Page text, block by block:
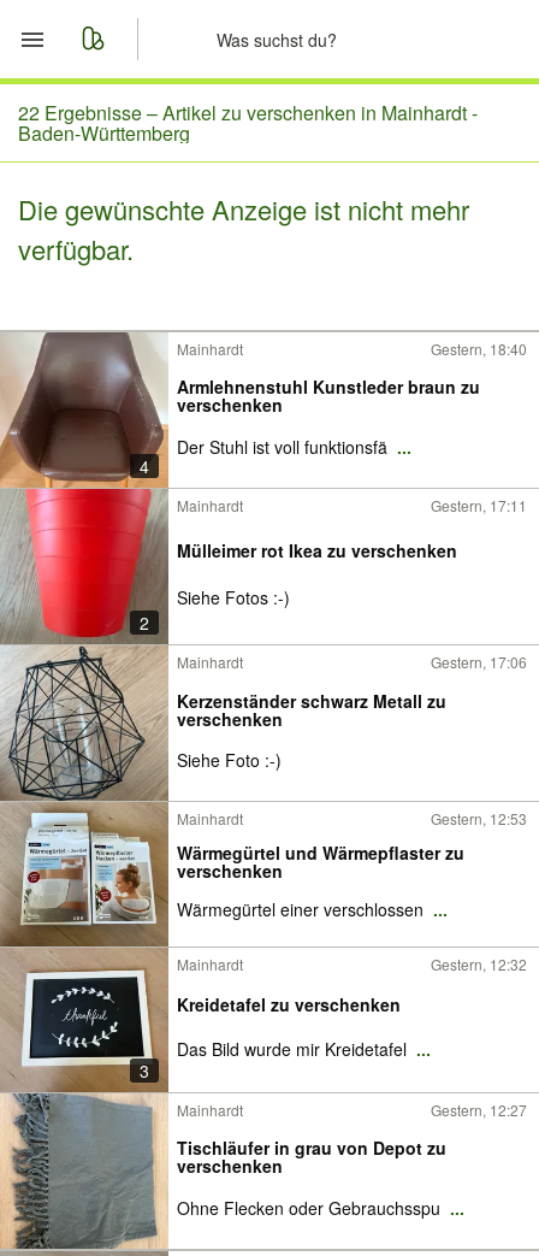
Start
Merkliste
Nachrichten
22 Ergebnisse –Artikel zu verschenken in Mainhardt -
Baden-Württemberg
Die gewünschte Anzeige ist nicht mehr
verfügbar.
4
Mainhardt Gestern, 18:40
Armlehnenstuhl Kunstleder braun zu
verschenken
Der Stuhl ist voll funktionsfä ...
2
Mainhardt Gestern, 17:11
Mülleimer rot Ikea zu verschenken
Siehe Fotos :-)
Mainhardt Gestern, 17:06
Kerzenständer schwarz Metall zu
verschenken
Siehe Foto :-)
Mainhardt Gestern, 12:53
Wärmegürtel und Wärmepflaster zu
verschenken
Wärmegürtel einer verschlossen ...
3
Mainhardt Gestern, 12:32
Kreidetafel zu verschenken
Das Bild wurde mir Kreidetafel ...
Mainhardt Gestern, 12:27
Tischläufer in grau von Depot zu
verschenken
Ohne Flecken oder Gebrauchsspu ...